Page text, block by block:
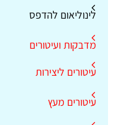
לינוליאום להדפס
מדבקות ועיטורים
עיטורים ליצירות
עיטורים מעץ